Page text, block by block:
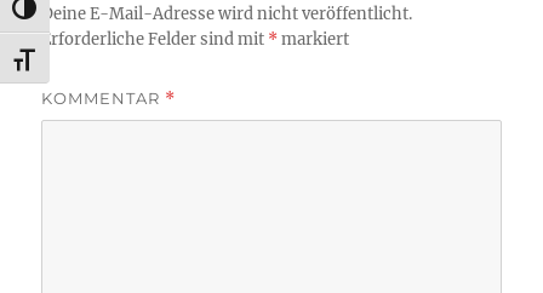
UMSCHALTEN AUF HOHE KONTRASTE
SCHRIFT VERGRÖSSERN
Deine E-Mail-Adresse wird nicht veröffentlicht.
Erforderliche Felder sind mit *markiert
KOMMENTAR *